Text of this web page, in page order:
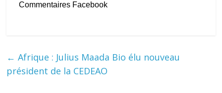
Commentaires Facebook
← Afrique : Julius Maada Bio élu nouveau
président de la CEDEAO